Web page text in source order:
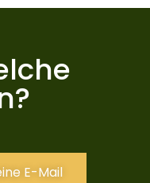
E-Mail